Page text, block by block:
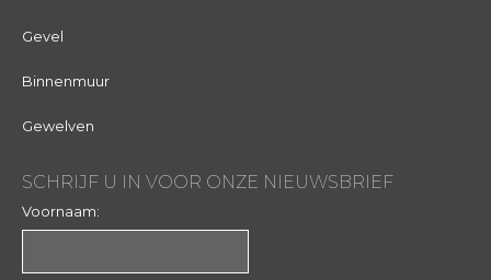
Gevel
Binnenmuur
Gewelven
SCHRIJF U IN VOOR ONZE NIEUWSBRIEF
Voornaam: